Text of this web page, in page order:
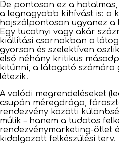
De pontosan ez a
a legnagyobb kihívást is: a
hajszálpontosan ugyanez a
Egy tucatnyi vagy akár
kiállítási csarnokban a
gyorsan és szelektíven
első néhány kritikus
kitűnni, a látogató számára
létezik.
A valódi megrendeléseket
csupán méregdrága,
rendezvény közötti
múlik – hanem a tudatos
rendezvénymarketing-ötlet
kidolgozott felkészülési terv.